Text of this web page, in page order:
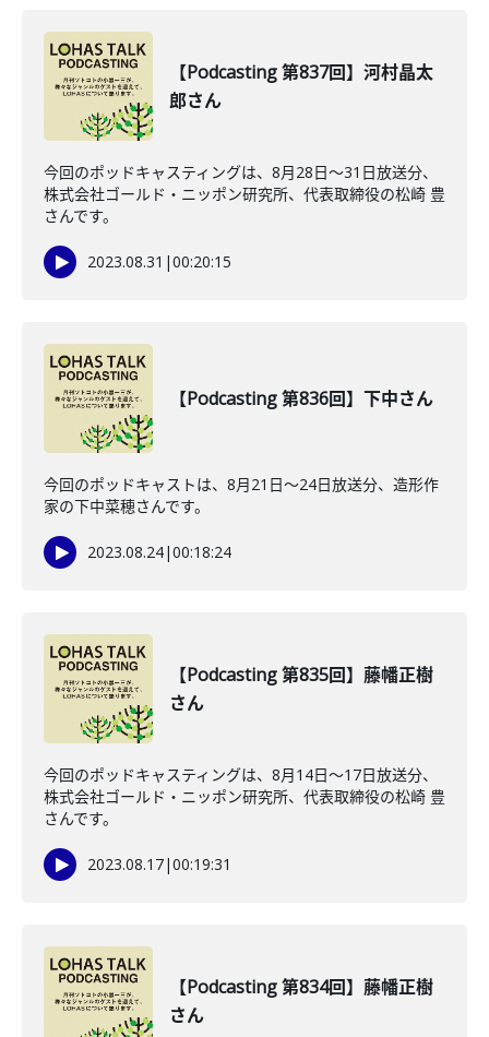
【Podcasting 第837回】河村晶太
郎さん
今回のポッドキャスティングは、8月28日〜31日放送分、
株式会社ゴールド・ニッポン研究所、代表取締役の松崎 豊
さんです。
2023.08.31 |00:20:15
【Podcasting 第836回】下中さん
今回のポッドキャストは、8月21日〜24日放送分、造形作
家の下中菜穂さんです。
2023.08.24|00:18:24
【Podcasting 第835回】藤幡正樹
さん
今回のポッドキャスティングは、8月14日〜17日放送分、
株式会社ゴールド・ニッポン研究所、代表取締役の松崎 豊
さんです。
2023.08.17|00:19:31
【Podcasting 第834回】藤幡正樹
さん